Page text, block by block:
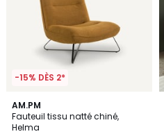
-15% DÈS 2*
AM.PM
Fauteuil tissu natté chiné,
Helma
4,7
/ 5
3
Couleurs